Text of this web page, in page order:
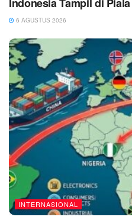
6 AGUSTUS 2026
INTERNASIONAL